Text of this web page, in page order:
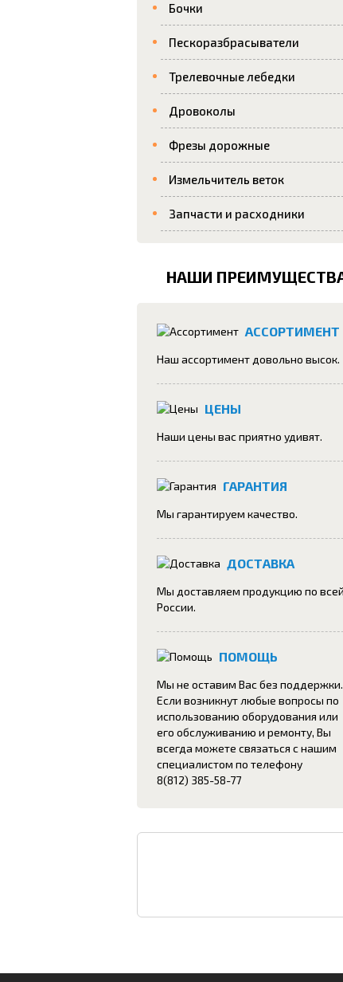
Бочки
Пескоразбрасыватели
Трелевочные лебедки
Дровоколы
Фрезы дорожные
Измельчитель веток
Запчасти и расходники
НАШИ
АССОРТИМЕНТ
Наш ассортимент довольно высок.
ЦЕНЫ
Наши цены вас приятно удивят.
ГАРАНТИЯ
Мы гарантируем качество.
ДОСТАВКА
Мы доставляем продукцию по всей
России.
ПОМОЩЬ
Мы не оставим Вас без поддержки.
Если возникнут любые вопросы по
использованию оборудования или
его обслуживанию и ремонту, Вы
всегда можете связаться с нашим
специалистом по телефону
8(812) 385-58-77